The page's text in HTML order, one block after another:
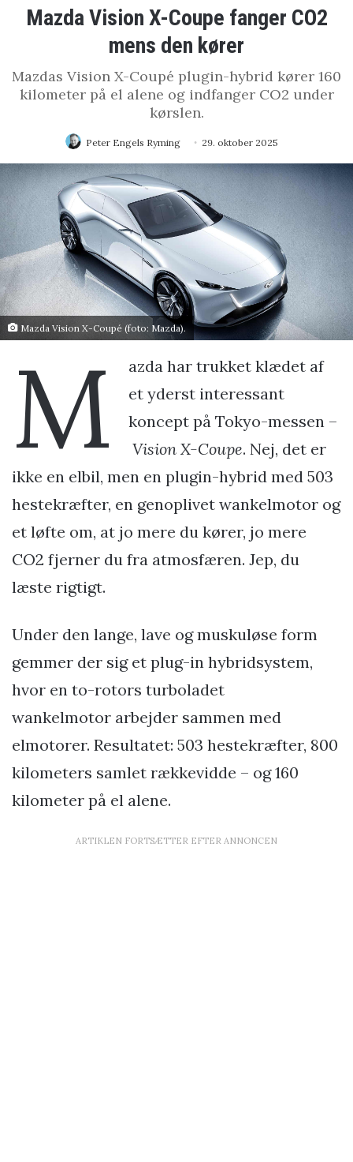
Mazda Vision X-Coupe fanger CO2
mens den kører
Mazdas Vision X-Coupé plugin-hybrid kører 160
kilometer på el alene og indfanger CO2 under
kørslen.
Peter Engels Ryming 29. oktober 2025
Mazda Vision X-Coupé (foto: Mazda).
M
azda har trukket klædet af
et yderst interessant
koncept på Tokyo-messen –
Vision X-Coupe. Nej, det er
ikke en elbil, men en plugin-hybrid med 503
hestekræfter, en genoplivet wankelmotor og
et løfte om, at jo mere du kører, jo mere
CO2 fjerner du fra atmosfæren. Jep, du
læste rigtigt.
Under den lange, lave og muskuløse form
gemmer der sig et plug-in hybridsystem,
hvor en to-rotors turboladet
wankelmotor arbejder sammen med
elmotorer. Resultatet: 503 hestekræfter, 800
kilometers samlet rækkevidde – og 160
kilometer på el alene.
ARTIKLEN FORTSÆTTER EFTER ANNONCEN